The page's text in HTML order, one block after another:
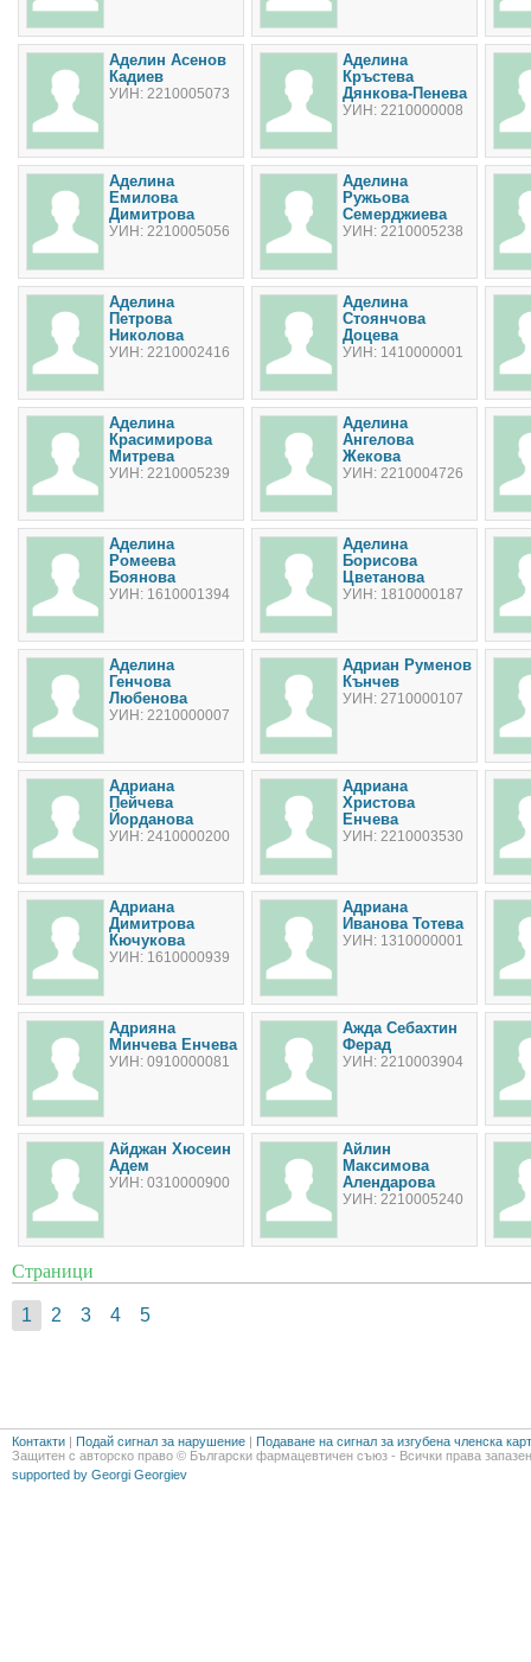
Аделин Асенов
Кадиев
УИН: 2210005073
Аделина
Кръстева
Дянкова-Пенева
УИН: 2210000008
Аделина
Емилова
Димитрова
УИН: 2210005056
Аделина
Ружьова
Семерджиева
УИН: 2210005238
Аделина
Петрова
Николова
УИН: 2210002416
Аделина
Стоянчова
Доцева
УИН: 1410000001
Аделина
Красимирова
Митрева
УИН: 2210005239
Аделина
Ангелова
Жекова
УИН: 2210004726
Аделина
Ромеева
Боянова
УИН: 1610001394
Аделина
Борисова
Цветанова
УИН: 1810000187
Аделина
Генчова
Любенова
УИН: 2210000007
Адриан Руменов
Кънчев
УИН: 2710000107
Адриана
Пейчева
Йорданова
УИН: 2410000200
Адриана
Христова
Енчева
УИН: 2210003530
Адриана
Димитрова
Кючукова
УИН: 1610000939
Адриана
Иванова Тотева
УИН: 1310000001
Адрияна
Минчева Енчева
УИН: 0910000081
Ажда Себахтин
Ферад
УИН: 2210003904
Айджан Хюсеин
Адем
УИН: 0310000900
Айлин
Максимова
Алендарова
УИН: 2210005240
Страници
1 2 3 4 5
Контакти | Подай сигнал за нарушение | Подаване на сигнал за изгубена членска
Защитен с авторско право © Български фармацевтичен съюз - Всички права
supported by Georgi Georgiev